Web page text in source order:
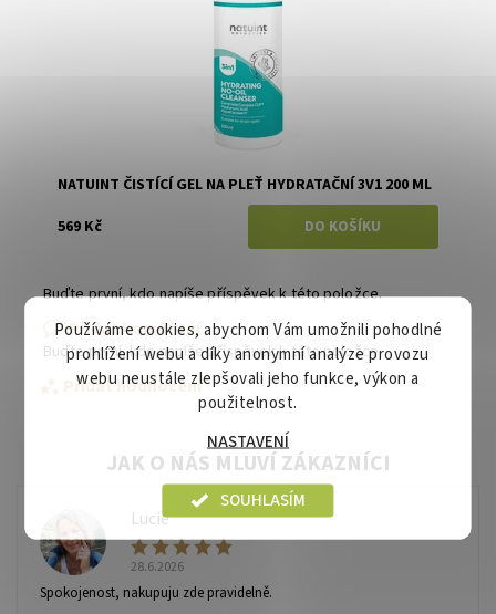
NATUINT ČISTÍCÍ GEL NA PLEŤ HYDRATAČNÍ 3V1 200 ML
569 Kč
Buďte první, kdo napíše příspěvek k této položce.
Přidat komentář
Buďte první, kdo napíše příspěvek k této položce.
Přidat hodnocení
L
Lucie
28.6.2026
Spokojenost, nakupuju zde pravidelně.
Používáme cookies, abychom Vám umožnili pohodlné
prohlížení webu a díky anonymní analýze provozu
webu neustále zlepšovali jeho funkce, výkon a
použitelnost.
NASTAVENÍ
SOUHLASÍM